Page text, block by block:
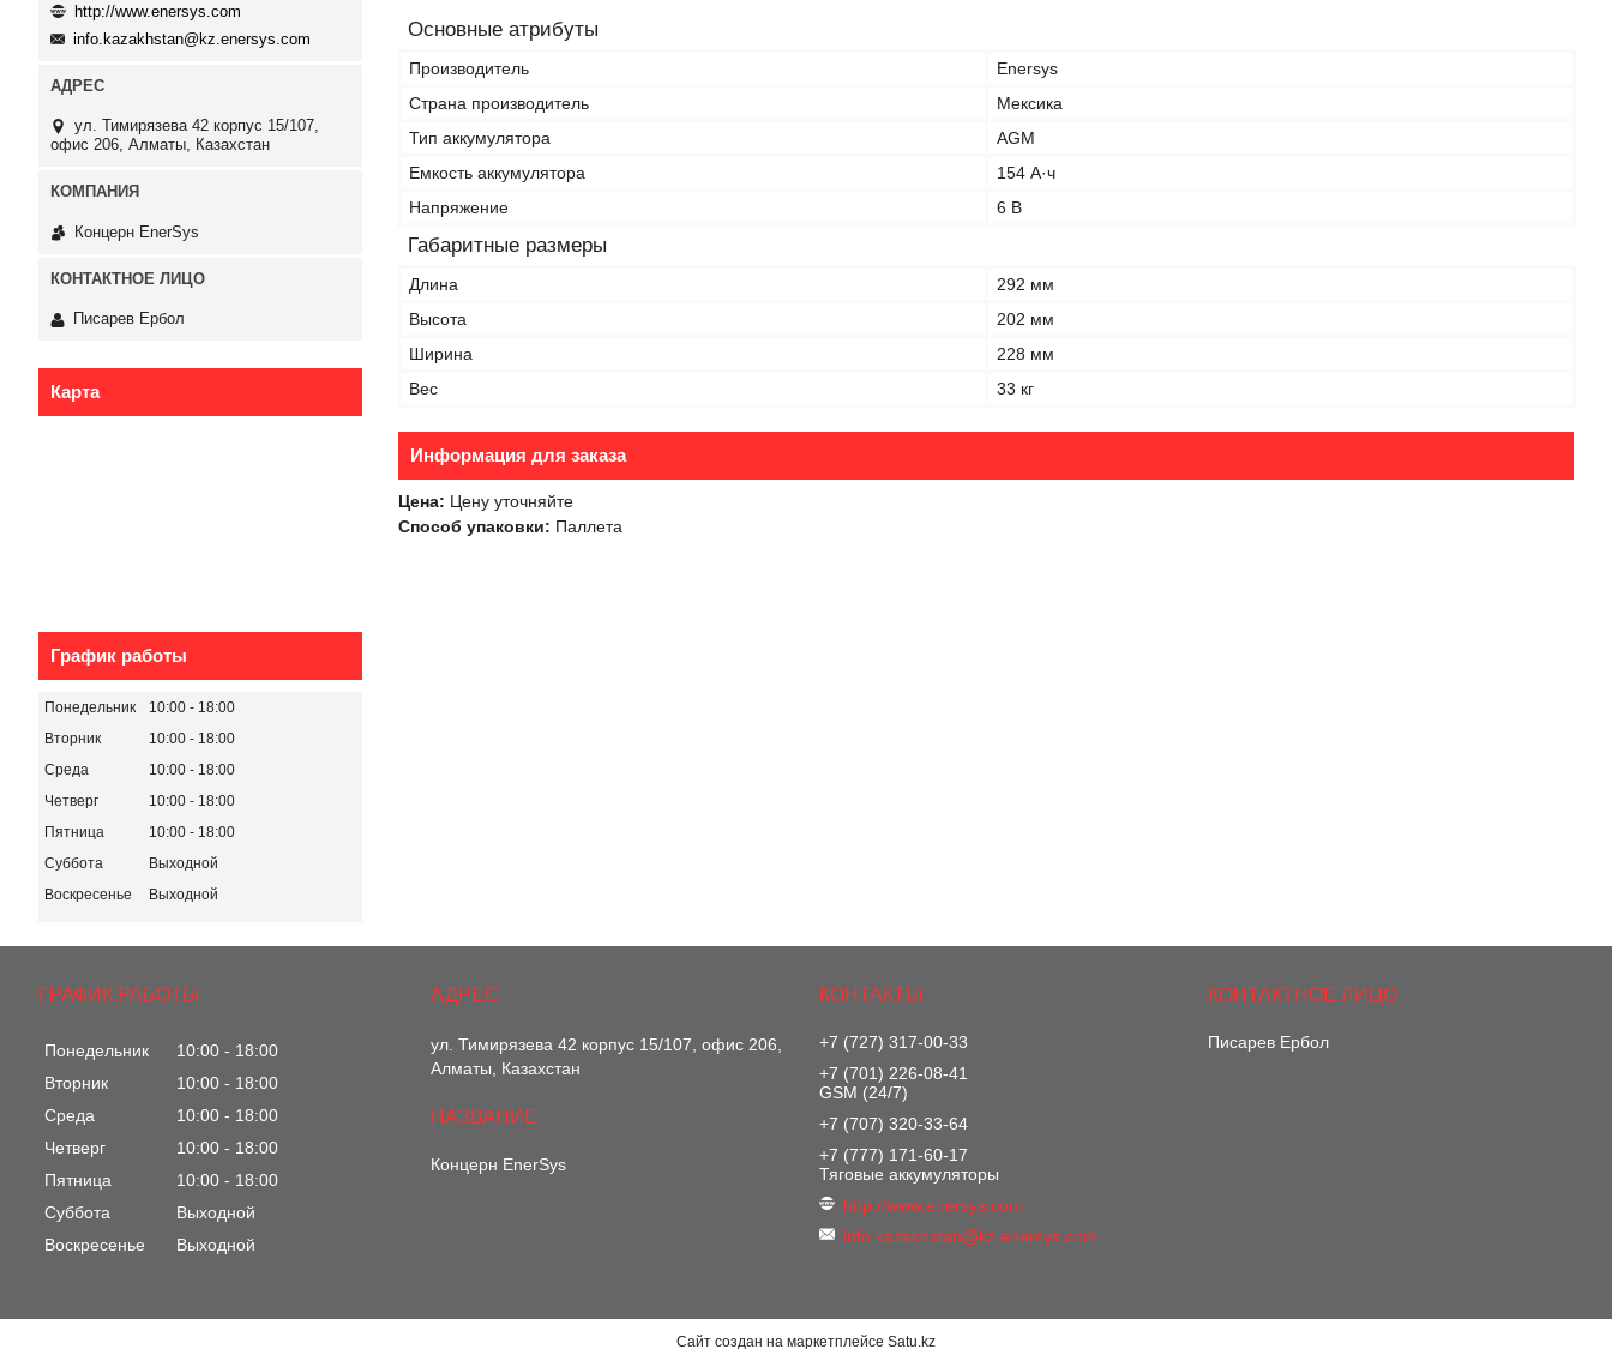
Основные атрибуты
Производитель
Enersys
Страна производитель
Мексика
Тип аккумулятора
AGM
Емкость аккумулятора
154 А·ч
Напряжение
6 В
Габаритные размеры
Длина
292 мм
Высота
202 мм
Ширина
228 мм
Вес
33 кг
Информация для заказа
Цена: Цену уточняйте
Способ упаковки: Паллета
http://www.enersys.com
info.kazakhstan@kz.enersys.com
ул. Тимирязева 42 корпус 15/107,
офис 206, Алматы, Казахстан
Концерн EnerSys
Писарев Ербол
Карта
График работы
Понедельник 10:00
18:00
Вторник
10:00
18:00
Среда
10:00
18:00
Четверг
10:00
18:00
Пятница
10:00
18:00
Суббота
Выходной
Воскресенье
Выходной
ГРАФИК РАБОТЫ
Понедельник 10:00
18:00
Вторник
10:00
18:00
Среда
10:00
18:00
Четверг
10:00
18:00
Пятница
10:00
18:00
Суббота
Выходной
Воскресенье
Выходной
ул. Тимирязева 42 корпус 15/107, офис 206,
Алматы, Казахстан
Концерн EnerSys
+7 (727) 317-00-33
+7 (701) 226-08-41
GSM (24/7)
+7 (707) 320-33-64
+7 (777) 171-60-17
Тяговые аккумуляторы
http://www.enersys.com
info.kazakhstan@kz.enersys.com
Писарев Ербол
Сайт создан на маркетплейсе Satu.kz